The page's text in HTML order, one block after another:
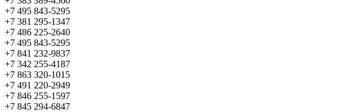
+7 495 843-5295
+7 381 295-1347
+7 486 225-2640
+7 495 843-5295
+7 841 232-9837
+7 342 255-4187
+7 863 320-1015
+7 491 220-2949
+7 846 255-1597
+7 845 294-6847